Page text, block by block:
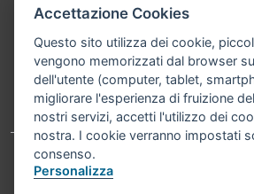
Contatti
Comune di Bologna, Piazza
Bologna P.Iva 01232710374 Cod.
02008 02435 000020067156
Telefono:051203040
Accessibilità Carta dei valori
Accettazione Cookies
Questo sito utilizza dei cookie,
vengono memorizzati dal browser
dell'utente (computer, tablet,
migliorare l'esperienza di fruizione
nostri servizi, accetti l'utilizzo dei
nostra. I cookie verranno impostati
consenso.
Personalizza